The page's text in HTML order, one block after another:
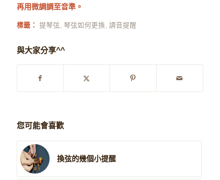
再用微調調至音準。
標籤： 提琴弦 琴弦如何更換 調音提醒
與大家分享^^
您可能會喜歡
換弦的幾個小提醒